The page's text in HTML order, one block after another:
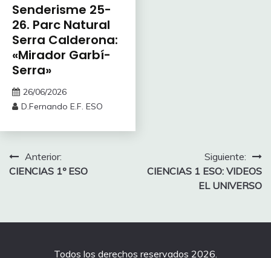
Senderisme 25-
26. Parc Natural
Serra Calderona:
«Mirador Garbí-
Serra»
26/06/2026
D.Fernando E.F. ESO
Navegación
de
Anterior:
CIENCIAS 1º ESO
Siguiente:
CIENCIAS 1 ESO: VIDEOS
EL UNIVERSO
Todos los derechos reservados 2026.